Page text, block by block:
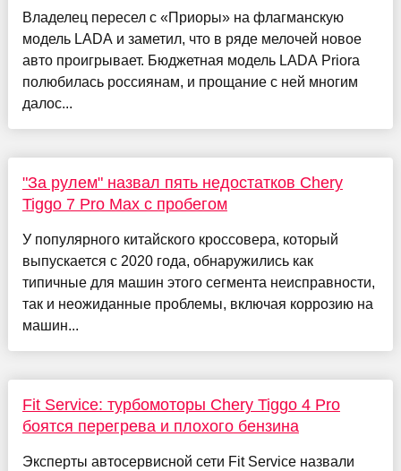
Владелец пересел с «Приоры» на флагманскую
модель LADA и заметил, что в ряде мелочей новое
авто проигрывает. Бюджетная модель LADA Priora
полюбилась россиянам, и прощание с ней многим
далос...
"За рулем" назвал пять недостатков Chery
Tiggo 7 Pro Max с пробегом
У популярного китайского кроссовера, который
выпускается с 2020 года, обнаружились как
типичные для машин этого сегмента неисправности,
так и неожиданные проблемы, включая коррозию на
машин...
Fit Service: турбомоторы Chery Tiggo 4 Pro
боятся перегрева и плохого бензина
Эксперты автосервисной сети Fit Service назвали